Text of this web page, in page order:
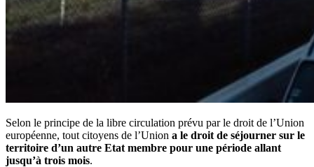
Selon le principe de la libre circulation prévu par le droit de l’Union
européenne, tout citoyens de l’Union a le droit de séjourner sur le
territoire d’un autre Etat membre pour une période allant
jusqu’à trois mois.